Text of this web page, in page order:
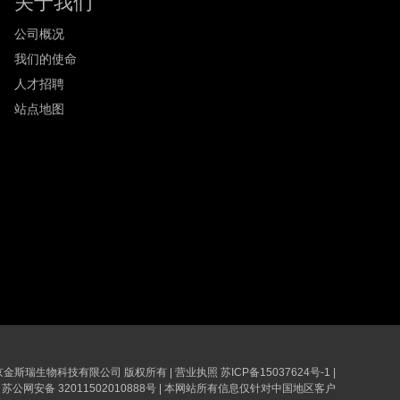
公司概况
我们的使命
人才招聘
站点地图
斯瑞生物科技有限公司 版权所有 | 营业执照 苏ICP备15037624号-1 |
苏公网安备 32011502010888号
本网站所有信息仅针对中国地区客户